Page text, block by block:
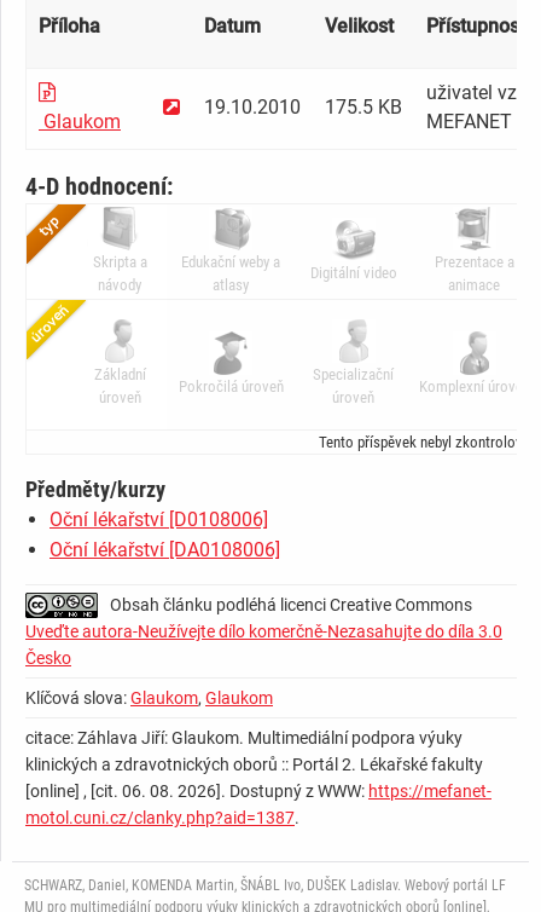
Příloha Datum Velikost Přístupnost [
Glaukom
19.10.2010 175.5 KB
uživatel
MEFANET
4-D hodnocení:
Skripta a
návody
Edukační weby a
atlasy
Digitální video
Prezentace a
animace
Základní
úroveň
Pokročilá úroveň
Specializační
úroveň
Komplexní úroveň
Tento příspěvek nebyl
Předměty/kurzy
Oční lékařství [D0108006]
Oční lékařství [DA0108006]
Obsah článku podléhá licenci Creative Commons
Uveďte autora-Neužívejte dílo komerčně-Nezasahujte do díla 3.0
Česko
Klíčová slova:Glaukom, Glaukom
citace: Záhlava Jiří: Glaukom. Multimediální podpora výuky
klinických a zdravotnických oborů :: Portál 2. Lékařské fakulty
[online] , [cit. 06. 08. 2026]. Dostupný z WWW: https://mefanet-
motol.cuni.cz/clanky.php?aid=1387.
SCHWARZ, Daniel, KOMENDA Martin, ŠNÁBL Ivo, DUŠEK Ladislav. Webový portál LF
MU pro multimediální podporu výuky klinických a zdravotnických oborů [online],